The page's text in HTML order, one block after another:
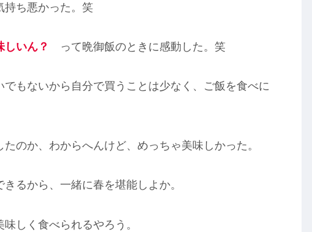
持ち悪かった。笑
しいん？ って晩御飯のときに感動した。笑
もないから自分で買うことは少なく、ご飯を食べに
のか、わからへんけど、めっちゃ美味しかった。
るから、一緒に春を堪能しよか。
しく食べられるやろう。